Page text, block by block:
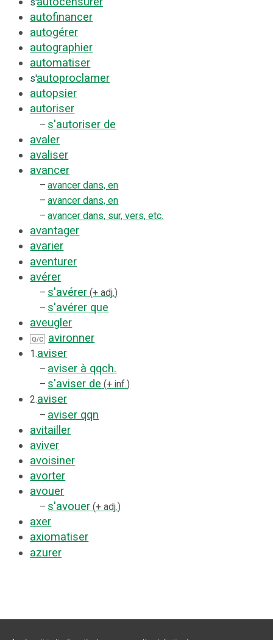
autofinancer
autogérer
autographier
automatiser
s'autoproclamer
autopsier
autoriser
– s'autoriser de
avaler
avaliser
avancer
– avancer dans, en
– avancer dans, en
– avancer dans, sur, vers, etc.
avantager
avarier
aventurer
avérer
– s'avérer + adj.
– s'avérer que
aveugler
Q/C avironner
1.aviser
– aviser à qqch.
– s'aviser de + inf.
2.aviser
– aviser qqn
avitailler
aviver
avoisiner
avorter
avouer
– s'avouer + adj.
axer
axiomatiser
azurer